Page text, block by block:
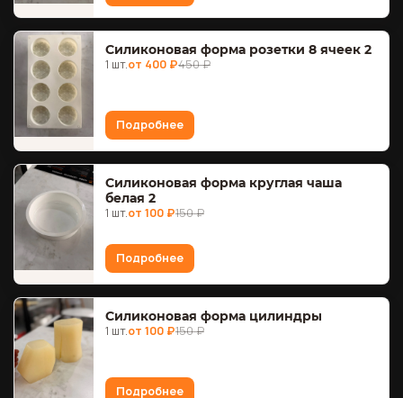
Силиконовая форма розетки 8 ячеек 2
1 шт.от 400 ₽450 ₽
Подробнее
Силиконовая форма круглая чаша
белая 2
1 шт.от 100 ₽150 ₽
Подробнее
Силиконовая форма цилиндры
1 шт.от 100 ₽150 ₽
Подробнее